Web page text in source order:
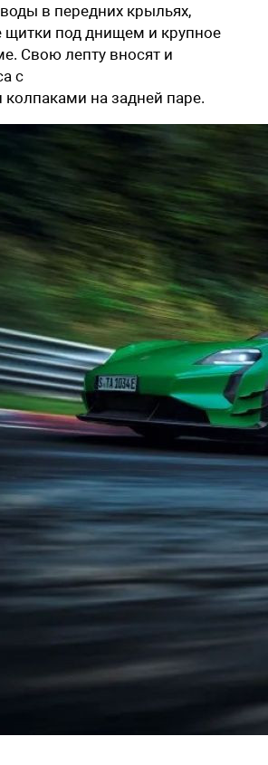
в передних крыльях,
щитки под днищем и крупное
Свою лепту вносят и
с
колпаками на задней паре.